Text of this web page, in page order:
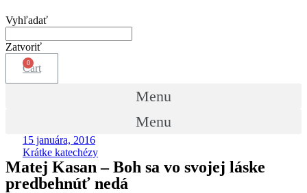
Vyhľadať
Zatvoriť
Cart
Menu
Menu
15 januára, 2016
Krátke katechézy
Matej Kasan – Boh sa vo svojej láske
predbehnúť nedá